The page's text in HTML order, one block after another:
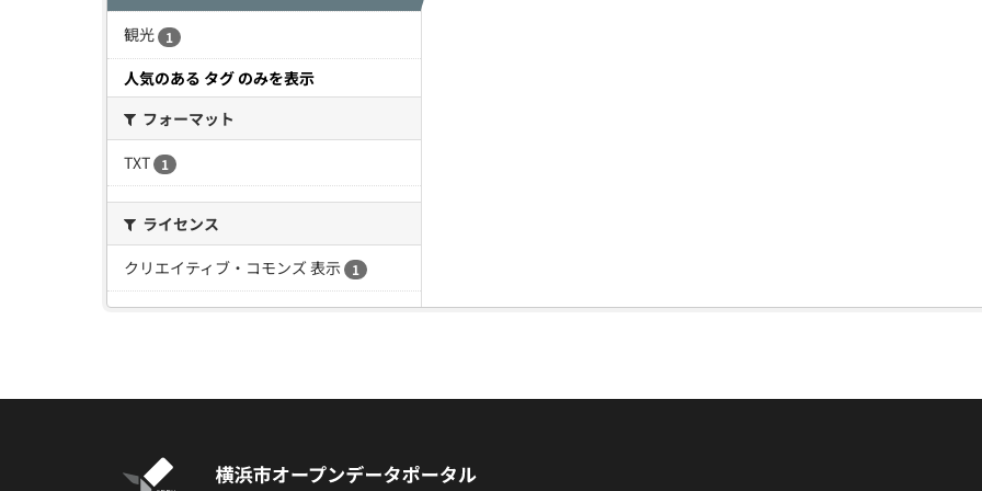
観光 1
人気のある タグ のみを表示
フォーマット
TXT
1
ライセンス
クリエイティブ・コモンズ 表示
1